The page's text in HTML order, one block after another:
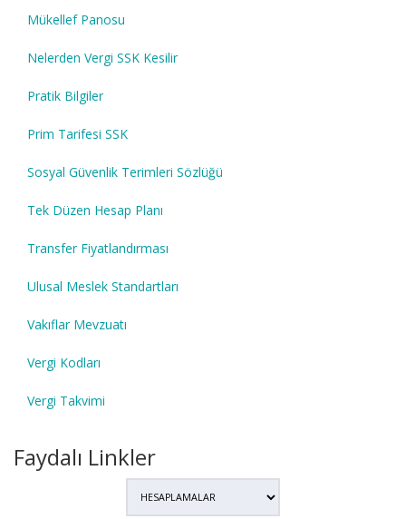
Mükellef Panosu
Nelerden Vergi SSK Kesilir
Pratik Bilgiler
Prim Tarifesi SSK
Sosyal Güvenlik Terimleri Sözlüğü
Tek Düzen Hesap Planı
Transfer Fiyatlandırması
Ulusal Meslek Standartları
Vakıflar Mevzuatı
Vergi Kodları
Vergi Takvimi
Faydalı Linkler